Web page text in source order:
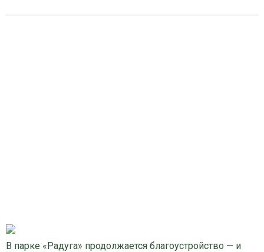
В парке «Радуга» продолжается благоустройство — и